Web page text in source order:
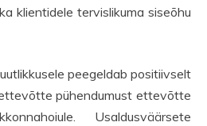
klientidele tervislikuma siseõhu
peegeldab positiivselt
pühendumust ettevõtte
Usaldusväärsete